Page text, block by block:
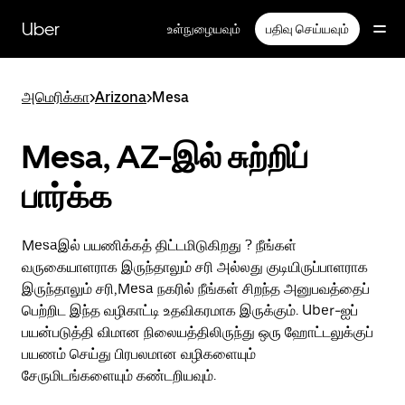
பக்கத்திற்குச்
செல்லவும்
Uber உள்நுழையவும் பதிவு செய்யவும்
அமெரிக்கா>Arizona>Mesa
Mesa, AZ-இல் சுற்றிப்
பார்க்க
Mesaஇல் பயணிக்கத் திட்டமிடுகிறது ? நீங்கள்
வருகையாளராக இருந்தாலும் சரி அல்லது குடியிருப்பாளராக
இருந்தாலும் சரி,Mesa நகரில் நீங்கள் சிறந்த அனுபவத்தைப்
பெற்றிட இந்த வழிகாட்டி உதவிகரமாக இருக்கும். Uber-ஐப்
பயன்படுத்தி விமான நிலையத்திலிருந்து ஒரு ஹோட்டலுக்குப்
பயணம் செய்து பிரபலமான வழிகளையும்
சேருமிடங்களையும் கண்டறியவும்.